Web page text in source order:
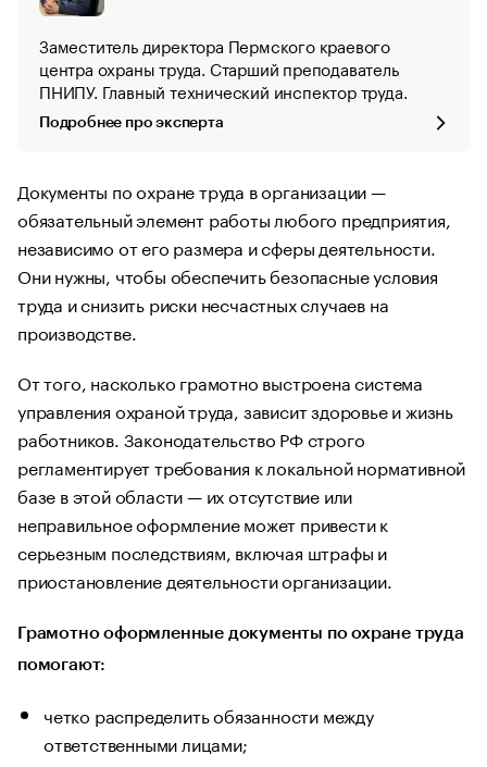
Заместитель директора Пермского краевого
центра охраны труда. Старший преподаватель
ПНИПУ. Главный технический инспектор труда.
Подробнее про эксперта
Документы по охране труда в организации —
обязательный элемент работы любого предприятия,
независимо от его размера и сферы деятельности.
Они нужны, чтобы обеспечить безопасные условия
труда и снизить риски несчастных случаев на
производстве.
От того, насколько грамотно выстроена система
управления охраной труда, зависит здоровье и жизнь
работников. Законодательство РФ строго
регламентирует требования к локальной нормативной
базе в этой области — их отсутствие или
неправильное оформление может привести к
серьезным последствиям, включая штрафы и
приостановление деятельности организации.
Грамотно оформленные документы по охране труда
помогают:
четко распределить обязанности между
ответственными лицами;